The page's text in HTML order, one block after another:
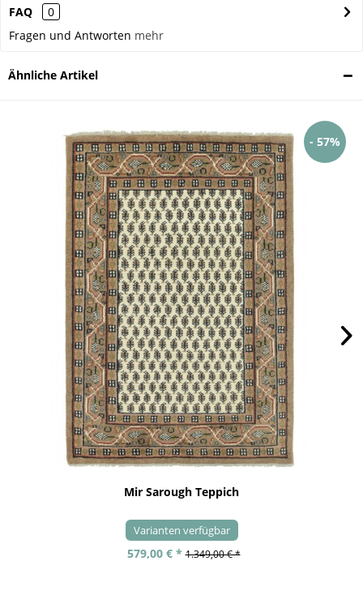
FAQ
0
Fragen und Antworten mehr
Ähnliche Artikel
- 57%
Mir Sarough Teppich
Varianten verfügbar
579,00 € * 1.349,00 € *